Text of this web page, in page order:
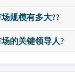
规模有多大??
的关键领导人?